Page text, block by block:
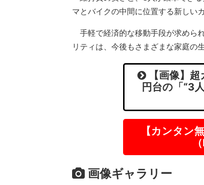
マとバイクの中間に位置する新しい
手軽で経済的な移動手段が求めら
リティは、今後もさまざまな家庭の
【画像】
円台の「“3
【カンタン
画像ギャラリー